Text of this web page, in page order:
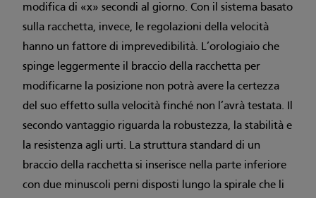
modifica di «x» secondi al giorno. Con il sistema basato
sulla racchetta, invece, le regolazioni della velocità
hanno un fattore di imprevedibilità. L’orologiaio che
spinge leggermente il braccio della racchetta per
modificarne la posizione non potrà avere la certezza
del suo effetto sulla velocità finché non l’avrà testata. Il
secondo vantaggio riguarda la robustezza, la stabilità e
la resistenza agli urti. La struttura standard di un
braccio della racchetta si inserisce nella parte inferiore
con due minuscoli perni disposti lungo la spirale che li